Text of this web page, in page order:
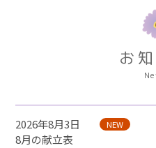
お
2026年8月3日 NEW
8月の献立表